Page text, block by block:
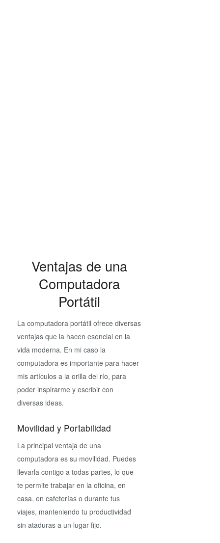
Ventajas de una
Computadora
Portátil
La computadora portátil ofrece diversas
ventajas que la hacen esencial en la
vida moderna. En mi caso la
computadora es importante para hacer
mis artículos a la orilla del río, para
poder inspirarme y escribir con
diversas ideas.
Movilidad y Portabilidad
La principal ventaja de una
computadora es su movilidad. Puedes
llevarla contigo a todas partes, lo que
te permite trabajar en la oficina, en
casa, en cafeterías o durante tus
viajes, manteniendo tu productividad
sin ataduras a un lugar fijo.